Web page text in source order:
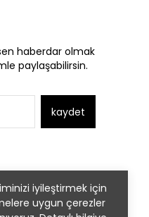
iyileştirmek için
uygun çerezler
haberdar olmak
paylaşabilirsin.
kaydet